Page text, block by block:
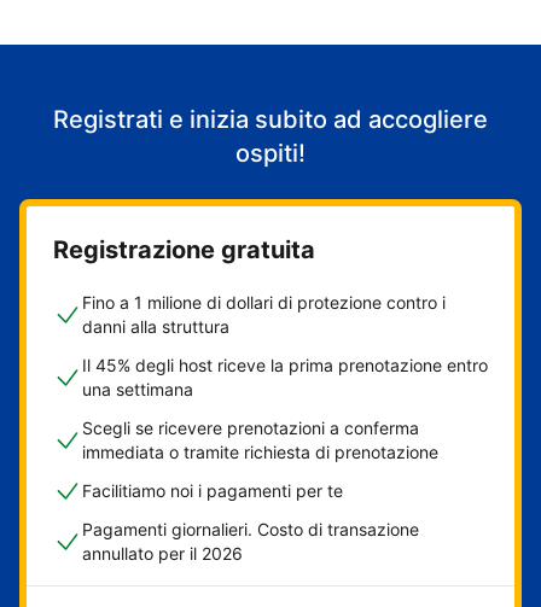
Registrati e inizia subito ad accogliere
ospiti!
Registrazione gratuita
Fino a 1 milione di dollari di protezione contro i
danni alla struttura
Il 45% degli host riceve la prima prenotazione entro
una settimana
Scegli se ricevere prenotazioni a conferma
immediata o tramite richiesta di prenotazione
Facilitiamo noi i pagamenti per te
Pagamenti giornalieri. Costo di transazione
annullato per il 2026